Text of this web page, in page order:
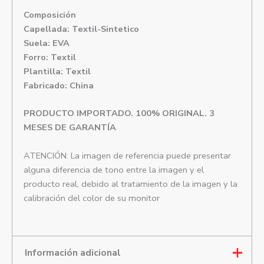
Composición
Capellada: Textil-Sintetico
Suela: EVA
Forro: Textil
Plantilla: Textil
Fabricado: China
PRODUCTO IMPORTADO. 100% ORIGINAL. 3
MESES DE GARANTÍA
ATENCIÓN: La imagen de referencia puede presentar
alguna diferencia de tono entre la imagen y el
producto real, debido al tratamiento de la imagen y la
calibración del color de su monitor
Información adicional